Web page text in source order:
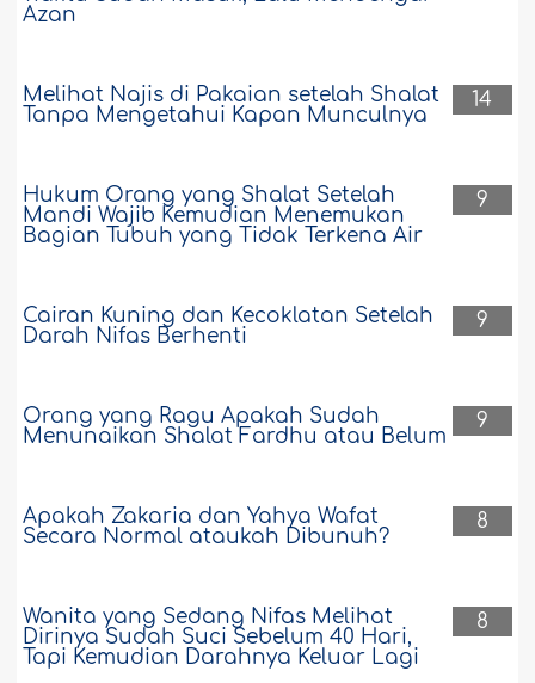
saya kemudian melakukannya karena
hukumnya? Apakah saya harus puasa
tiga hari sebagai kafarat, atau kewajiban
kafarat tersebut gugur karena faktor
Jazâkumullâhu khairan. ..
Selengkapnya
2526
Azan
14
Melihat Najis di Pakaian setelah Shalat
Tanpa Mengetahui Kapan Munculnya
9
Hukum Orang yang Shalat Setelah
Mandi Wajib Kemudian Menemukan
Bagian Tubuh yang Tidak Terkena Air
9
Cairan Kuning dan Kecoklatan Setelah
Darah Nifas Berhenti
9
Orang yang Ragu Apakah Sudah
Menunaikan Shalat Fardhu atau Belum
8
Apakah Zakaria dan Yahya Wafat
Secara Normal ataukah Dibunuh?
8
Wanita yang Sedang Nifas Melihat
Dirinya Sudah Suci Sebelum 40 Hari,
Tapi Kemudian Darahnya Keluar Lagi